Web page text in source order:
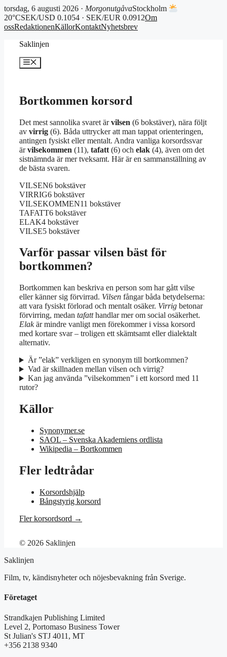
torsdag, 6 augusti 2026 · MorgonutgåvaStockholm
20°CSEK/USD 0.1054 · SEK/EUR 0.0912Om
ossRedaktionenKällorKontaktNyhetsbrev
Saklinjen
Meny
Bortkommen korsord
Det mest sannolika svaret ärvilsen (6 bokstäver), nära följt
av virrig (6). Båda uttrycker att man tappat orienteringen,
antingen fysiskt eller mentalt. Andra vanliga korsordssvar
ärvilsekommen (11), tafatt (6) och elak (4), även om det
sistnämnda är mer tveksamt. Här är en sammanställning av
de bästa svaren.
VILSEN6 bokstäver
VIRRIG6 bokstäver
VILSEKOMMEN11 bokstäver
TAFATT6 bokstäver
ELAK4 bokstäver
VILSE5 bokstäver
Varför passar vilsen bäst för
bortkommen?
Bortkommen kan beskriva en person som har gått vilse
eller känner sig förvirrad. Vilsen fångar båda betydelserna:
att vara fysiskt förlorad och mentalt osäker. Virrig betonar
förvirring, medan tafatthandlar mer om social osäkerhet.
Elakär mindre vanligt men förekommer i vissa korsord
med kortare svar – troligen ett skämtsamt eller dialektalt
alternativ.
Är ”elak” verkligen en synonym till bortkommen?
Vad är skillnaden mellan vilsen och virrig?
Kan jag använda ”vilsekommen” i ett korsord med 11
rutor?
Källor
Synonymer.se
SAOL – Svenska Akademiens ordlista
Wikipedia – Bortkommen
Fler ledtrådar
Korsordshjälp
Bångstyrig korsord
Fler korsordsord →
© 2026 Saklinjen
Saklinjen
Film, tv, kändisnyheter och nöjesbevakning från Sverige.
Företaget
Strandkajen Publishing Limited
Level 2, Portomaso Business Tower
St Julian's STJ 4011, MT
+356 2138 9340